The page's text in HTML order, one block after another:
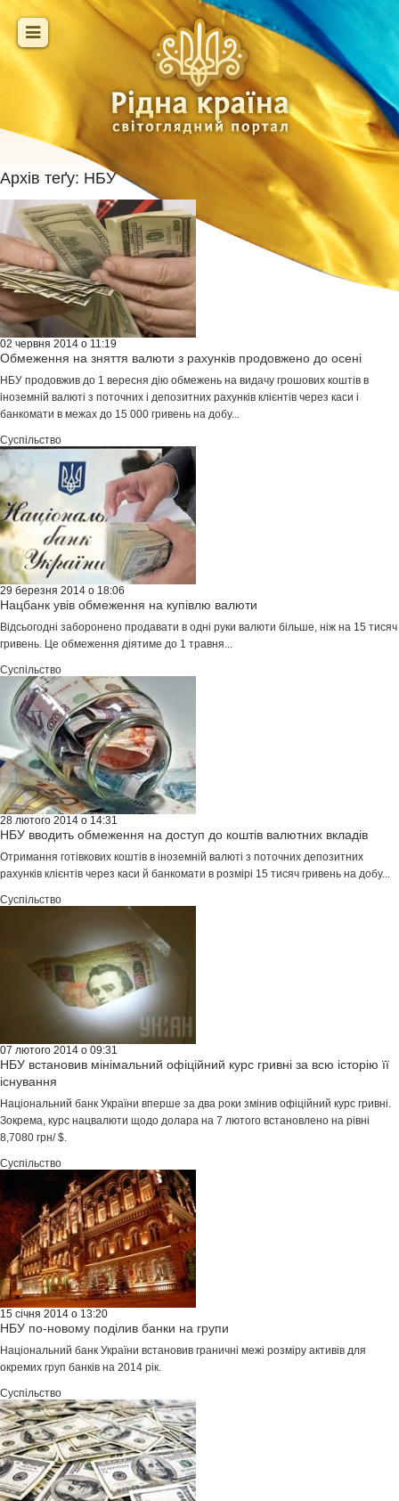
Архів теґу: НБУ
02 червня 2014 о 11:19
Обмеження на зняття валюти з рахунків продовжено до осені
НБУ продовжив до 1 вересня дію обмежень на видачу грошових коштів в
іноземній валюті з поточних і депозитних рахунків клієнтів через каси і
банкомати в межах до 15 000 гривень на добу...
Суспільство
29 березня 2014 о 18:06
Нацбанк увів обмеження на купівлю валюти
Відсьогодні заборонено продавати в одні руки валюти більше, ніж на 15 тисяч
гривень. Це обмеження діятиме до 1 травня...
Суспільство
28 лютого 2014 о 14:31
НБУ вводить обмеження на доступ до коштів валютних вкладів
Отримання готівкових коштів в іноземній валюті з поточних депозитних
рахунків клієнтів через каси й банкомати в розмірі 15 тисяч гривень на добу...
Суспільство
07 лютого 2014 о 09:31
НБУ встановив мінімальний офіційний курс гривні за всю історію її
існування
Національний банк України вперше за два роки змінив офіційний курс гривні.
Зокрема, курс нацвалюти щодо долара на 7 лютого встановлено на рівні
8,7080 грн/ $.
Суспільство
15 січня 2014 о 13:20
НБУ по-новому поділив банки на групи
Національний банк України встановив граничні межі розміру активів для
окремих груп банків на 2014 рік.
Суспільство